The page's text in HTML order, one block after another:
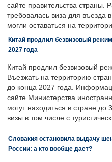
сайте правительства страны.
требовалась виза для въезда
могли оставаться на
Китай продлил безвизовый
2027 года
Китай продлил безвизовый
Въезжать на территорию
до конца 2027 года.
сайте Министерства
могут находиться в стране
визы в том числе с
Словакия остановила выдачу
России: а кто вообще дает?